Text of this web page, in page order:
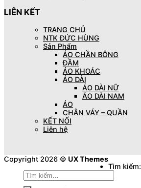
LIÊN KẾT
TRANG CHỦ
NTK ĐỨC HÙNG
Sản Phẩm
ÁO CHẦN BÔNG
ĐẦM
ÁO KHOÁC
ÁO DÀI
ÁO DÀI NỮ
ÁO DÀI NAM
ÁO
CHÂN VÁY – QUẦN
KẾT NỐI
Liên hệ
Copyright 2026 © UX Themes
Tìm kiếm: